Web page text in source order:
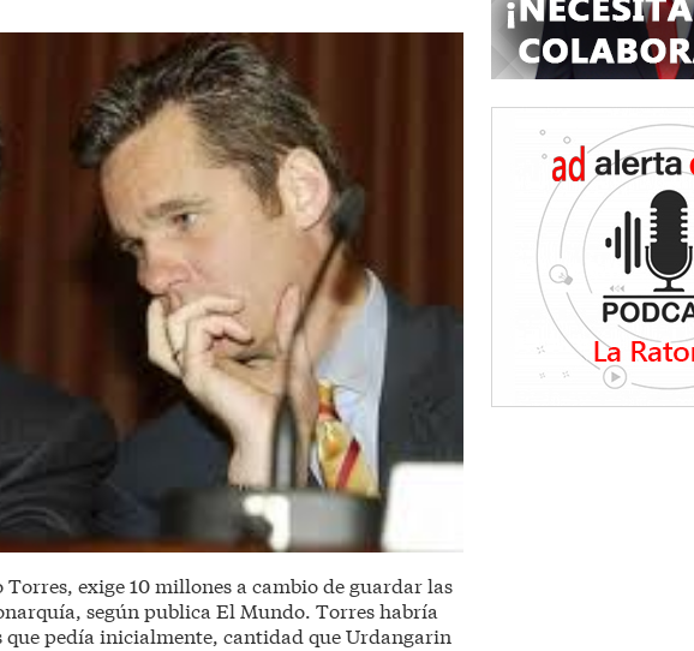
exige 10 millones a cambio de guardar las
según publica El Mundo. Torres habría
pedía inicialmente, cantidad que Urdangarin